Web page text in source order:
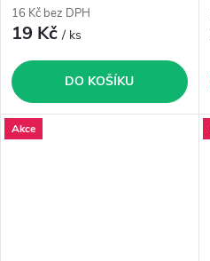
16 Kč bez DPH
19 Kč/ ks
DO KOŠÍKU
Akce